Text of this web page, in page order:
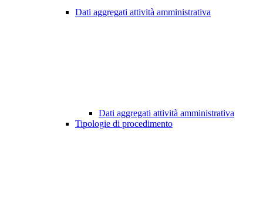
Dati aggregati attività amministrativa
Dati aggregati attività amministrativa
Tipologie di procedimento